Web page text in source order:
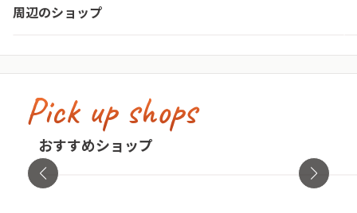
周辺のショップ
東京都・新宿区
Pick up shops
おすすめショップ
古着屋no pain no gain(ノーペインノーゲ
イン)
東京都・渋谷区